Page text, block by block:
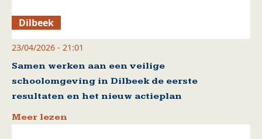
Dilbeek
23/04/2026 - 21:01
Samen werken aan een veilige
schoolomgeving in Dilbeek de eerste
resultaten en het nieuw actieplan
Meer lezen